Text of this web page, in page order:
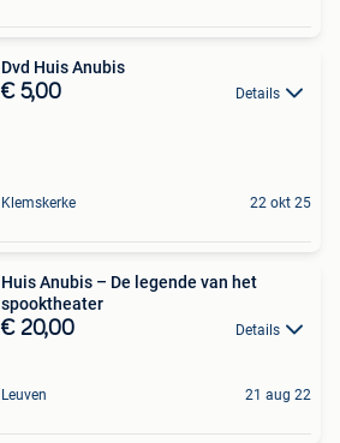
Dvd Huis Anubis
€ 5,00 Details
Klemskerke 22 okt 25
Huis Anubis – De legende van het
spooktheater
€ 20,00 Details
Leuven 21 aug 22